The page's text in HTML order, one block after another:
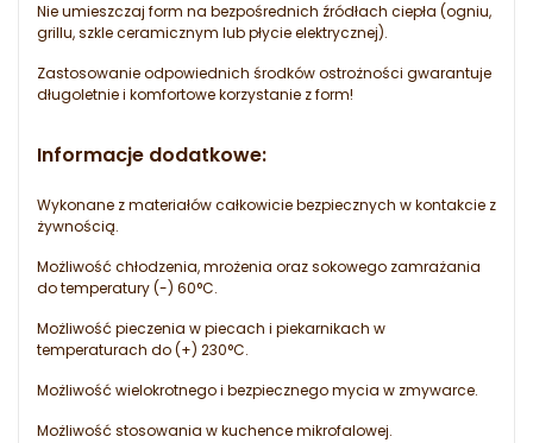
Nie umieszczaj form na bezpośrednich źródłach ciepła (ogniu,
grillu, szkle ceramicznym lub płycie elektrycznej).
Zastosowanie odpowiednich środków ostrożności gwarantuje
długoletnie i komfortowe korzystanie z form!
Informacje dodatkowe:
Wykonane z materiałów całkowicie bezpiecznych w kontakcie z
żywnością.
Możliwość chłodzenia, mrożenia oraz sokowego zamrażania
do temperatury (-) 60°C.
Możliwość pieczenia w piecach i piekarnikach w
temperaturach do (+) 230°C.
Możliwość wielokrotnego i bezpiecznego mycia w zmywarce.
Możliwość stosowania w kuchence mikrofalowej.